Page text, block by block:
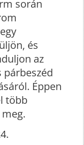
során
és
az
Éppen
több